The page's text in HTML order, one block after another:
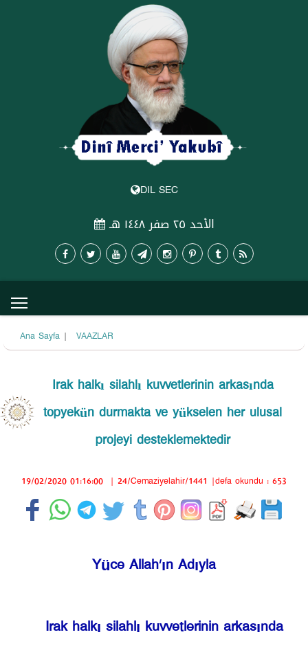
DIL SEC
الأحد ٢٥ صفر ١٤٤٨ هـ
Ana Sayfa | VAAZLAR
Irak halkı silahlı kuvvetlerinin arkasında
topyekün durmakta ve yükselen her ulusal
projeyi desteklemektedir
19/02/2020 01:16:00 | 24/Cemaziyelahir/1441 |defa okundu : 653
Yüce Allah’ın Adıyla
Irak halkı silahlı kuvvetlerinin arkasında